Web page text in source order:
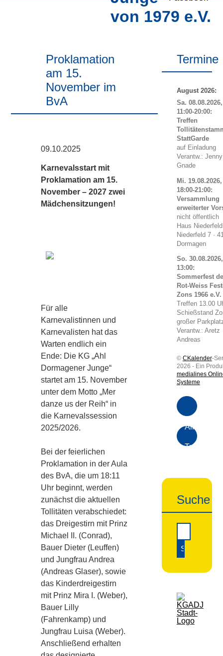
von 1979 e.V.
Proklamation
am 15.
November im
BvA
09.10.2025
Karnevalsstart mit
Proklamation am 15.
November – 2027 zwei
Mädchensitzungen!
Für alle
Karnevalistinnen und
Karnevalisten hat das
Warten endlich ein
Ende: Die KG „Ahl
Dormagener Junge“
startet am 15. November
unter dem Motto „Mer
danze us der Reih“ in
die Karnevalssession
2025/2026.
Bei der feierlichen
Proklamation in der Aula
des BvA, die um 18:11
Uhr beginnt, werden
zunächst die aktuellen
Tollitäten verabschiedet:
das Dreigestirn mit Prinz
Michael II. (Conrad),
Bauer Dieter (Leuffen)
und Jungfrau Andrea
(Andreas Glaser), sowie
das Kinderdreigestirn
mit Prinz Mira I. (Weber),
Bauer Lilly
(Fahrenkamp) und
Jungfrau Luisa (Weber).
Anschließend erhalten
Termine
August 2026:
Sa. 08.08.2026,
11:00-20:00:
Treffen
StattGarde
auf Einladung
Verantw.: Jenny
Gnade
Mi. 19.08.2026,
18:00-21:00:
Versammlung
erweiterter
nicht öffentlich
Haus
Niederfeld 7 ·
Dormagen
So. 30.08.2026,
13:00:
Sommerfest
Rot-Weiss
Zons 1966 e.V.
Treffen 13.00
Schießstand
großer
Verantw.: Aretz
Andreas
© CKalender-
2026 - Ein
medialines
Systeme
Alle
Termine...
Suche